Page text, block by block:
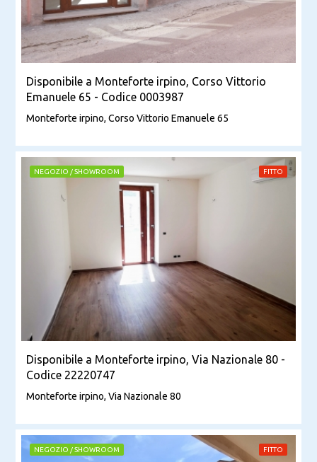
Disponibile a Monteforte irpino, Corso Vittorio
Emanuele 65 - Codice 0003987
Monteforte irpino, Corso Vittorio Emanuele 65
NEGOZIO / SHOWROOM FITTO
Disponibile a Monteforte irpino, Via Nazionale 80 -
Codice 22220747
Monteforte irpino, Via Nazionale 80
NEGOZIO / SHOWROOM FITTO